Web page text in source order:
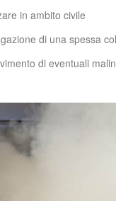
in ambito civile
di una spessa
di eventuali